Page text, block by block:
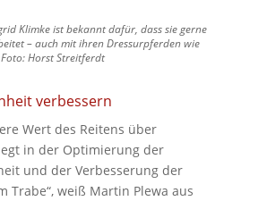
Klimke ist bekannt dafür, dass sie gerne
– auch mit ihren Dressurpferden wie
Horst Streitferdt
verbessern
Wert des Reitens über
in der Optimierung der
und der Verbesserung der
Trabe“, weiß Martin Plewa aus